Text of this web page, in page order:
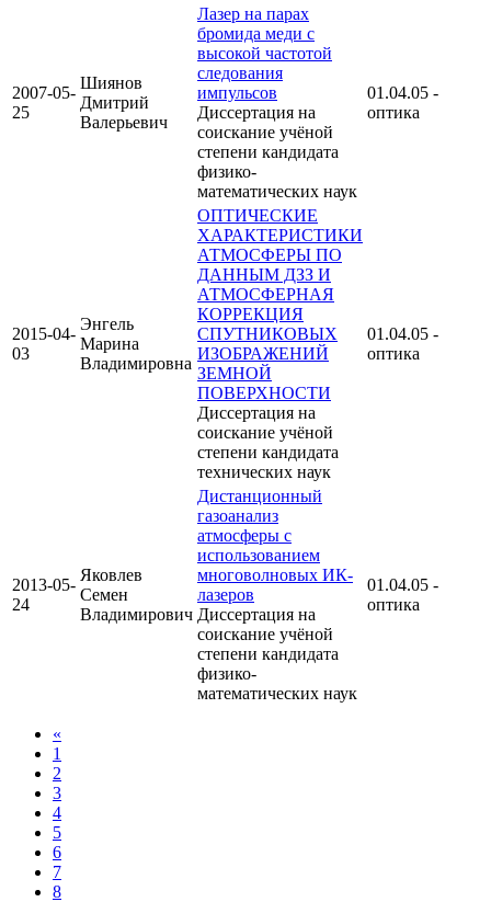
2007-05-
25
Шиянов
Дмитрий
Валерьевич
Лазер на парах
бромида меди с
высокой частотой
следования
импульсов
Диссертация на
соискание учёной
степени кандидата
физико-
математических наук
01.04.05 -
оптика
2015-04-
03
Энгель
Марина
Владимировна
ОПТИЧЕСКИЕ
ХАРАКТЕРИСТИКИ
АТМОСФЕРЫ ПО
ДАННЫМ ДЗЗ И
АТМОСФЕРНАЯ
КОРРЕКЦИЯ
СПУТНИКОВЫХ
ИЗОБРАЖЕНИЙ
ЗЕМНОЙ
ПОВЕРХНОСТИ
Диссертация на
соискание учёной
степени кандидата
технических наук
01.04.05 -
оптика
2013-05-
24
Яковлев
Семен
Владимирович
Дистанционный
газоанализ
атмосферы с
использованием
многоволновых ИК-
лазеров
Диссертация на
соискание учёной
степени кандидата
физико-
математических наук
01.04.05 -
оптика
«
1
2
3
4
5
6
7
8